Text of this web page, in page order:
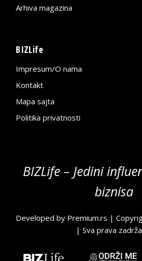
Arhiva magazina
BIZLife
Impresum/O nama
Kontakt
Mapa sajta
Politika privatnosti
BIZLife – Jedini
biznisa
Developed by Premium.rs |
| Sva prava